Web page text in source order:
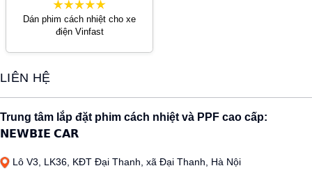
Dán phim cách nhiệt cho xe
điện Vinfast
LIÊN HỆ
Trung tâm lắp đặt phim cách nhiệt và PPF cao cấp:
𝗡𝗘𝗪𝗕𝗜𝗘 𝗖𝗔𝗥
Lô V3, LK36, KĐT Đại Thanh, xã Đại Thanh, Hà Nội